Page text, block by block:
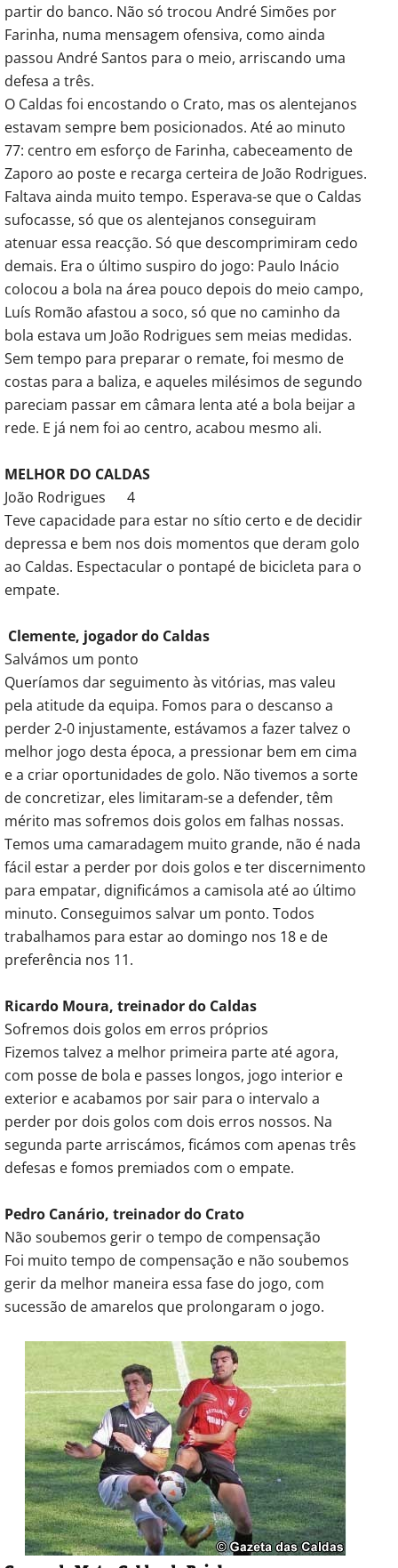
partir do banco. Não só trocou André Simões por
Farinha, numa mensagem ofensiva, como ainda
passou André Santos para o meio, arriscando uma
defesa a três.
O Caldas foi encostando o Crato, mas os alentejanos
estavam sempre bem posicionados. Até ao minuto
77: centro em esforço de Farinha, cabeceamento de
Zaporo ao poste e recarga certeira de João Rodrigues.
Faltava ainda muito tempo. Esperava-se que o Caldas
sufocasse, só que os alentejanos conseguiram
atenuar essa reacção. Só que descomprimiram cedo
demais. Era o último suspiro do jogo: Paulo Inácio
colocou a bola na área pouco depois do meio campo,
Luís Romão afastou a soco, só que no caminho da
bola estava um João Rodrigues sem meias medidas.
Sem tempo para preparar o remate, foi mesmo de
costas para a baliza, e aqueles milésimos de segundo
pareciam passar em câmara lenta até a bola beijar a
rede. E já nem foi ao centro, acabou mesmo ali.
MELHOR DO CALDAS
João Rodrigues 4
Teve capacidade para estar no sítio certo e de decidir
depressa e bem nos dois momentos que deram golo
ao Caldas. Espectacular o pontapé de bicicleta para o
empate.
Clemente, jogador do Caldas
Salvámos um ponto
Queríamos dar seguimento às vitórias, mas valeu
pela atitude da equipa. Fomos para o descanso a
perder 2-0 injustamente, estávamos a fazer talvez o
melhor jogo desta época, a pressionar bem em cima
e a criar oportunidades de golo. Não tivemos a sorte
de concretizar, eles limitaram-se a defender, têm
mérito mas sofremos dois golos em falhas nossas.
Temos uma camaradagem muito grande, não é nada
fácil estar a perder por dois golos e ter discernimento
para empatar, dignificámos a camisola até ao último
minuto. Conseguimos salvar um ponto. Todos
trabalhamos para estar ao domingo nos 18 e de
preferência nos 11.
Ricardo Moura, treinador do Caldas
Sofremos dois golos em erros próprios
Fizemos talvez a melhor primeira parte até agora,
com posse de bola e passes longos, jogo interior e
exterior e acabamos por sair para o intervalo a
perder por dois golos com dois erros nossos. Na
segunda parte arriscámos, ficámos com apenas três
defesas e fomos premiados com o empate.
Pedro Canário, treinador do Crato
Não soubemos gerir o tempo de compensação
Foi muito tempo de compensação e não soubemos
gerir da melhor maneira essa fase do jogo, com
sucessão de amarelos que prolongaram o jogo.